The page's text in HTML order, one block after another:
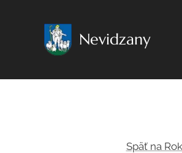
Nevidzany
Späť na